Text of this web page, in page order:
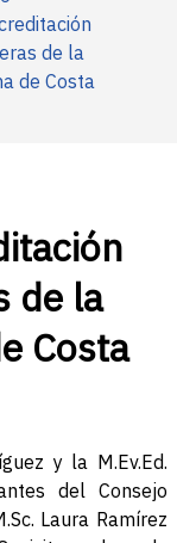
de la
de Costa
de la
Costa
y la M.Ev.Ed.
del Consejo
Laura Ramírez